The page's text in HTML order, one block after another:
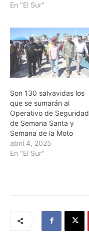
En "El Sur"
Son 130 salvavidas los
que se sumarán al
Operativo de Seguridad
de Semana Santa y
Semana de la Moto
abril 4, 2025
En "El Sur"